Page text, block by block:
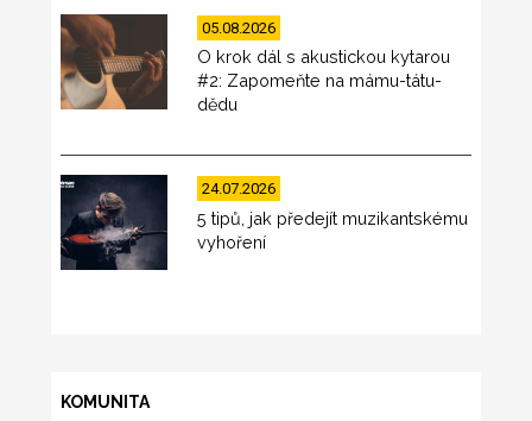
05.08.2026
O krok dál s akustickou kytarou
#2: Zapomeňte na mámu-tátu-
dědu
24.07.2026
5 tipů, jak předejít muzikantskému
vyhoření
KOMUNITA